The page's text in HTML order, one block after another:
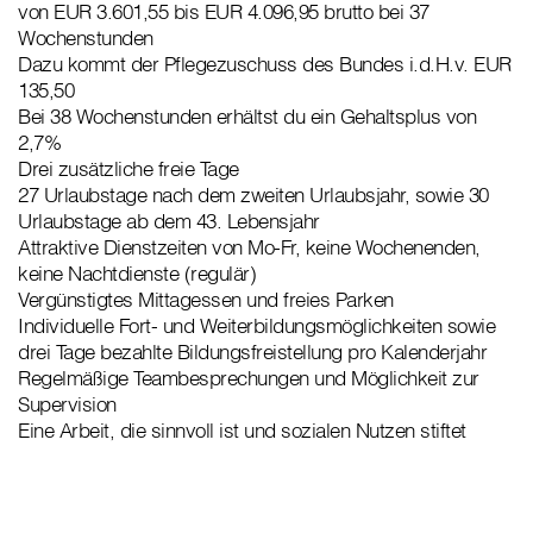
von EUR 3.601,55 bis EUR 4.096,95 brutto bei 37
Wochenstunden
Dazu kommt der Pflegezuschuss des Bundes i.d.H.v. EUR
135,50
Bei 38 Wochenstunden erhältst du ein Gehaltsplus von
2,7%
Drei zusätzliche freie Tage
27 Urlaubstage nach dem zweiten Urlaubsjahr, sowie 30
Urlaubstage ab dem 43. Lebensjahr
Attraktive Dienstzeiten von Mo-Fr, keine Wochenenden,
keine Nachtdienste (regulär)
Vergünstigtes Mittagessen und freies Parken
Individuelle Fort- und Weiterbildungsmöglichkeiten sowie
drei Tage bezahlte Bildungsfreistellung pro Kalenderjahr
Regelmäßige Teambesprechungen und Möglichkeit zur
Supervision
Eine Arbeit, die sinnvoll ist und sozialen Nutzen stiftet